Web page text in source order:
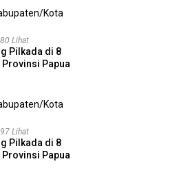
Lihat
Pilkada di 8
Provinsi Papua
Lihat
Pilkada di 8
Provinsi Papua